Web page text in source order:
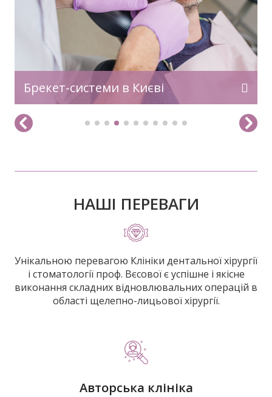
Брекет-системи в Києві
НАШІ ПЕРЕВАГИ
Унікальною перевагою Клініки дентальної хірургії
і стоматології проф. Вєсової є успішне і якісне
виконання складних відновлювальних операцій в
області щелепно-лицьової хірургії.
Авторська клініка